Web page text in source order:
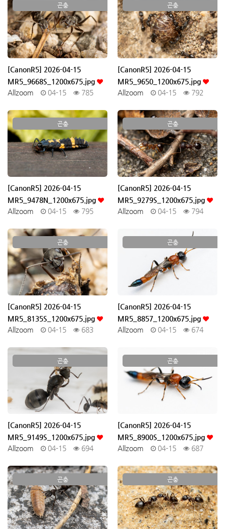
곤충
[CanonR5] 2026-04-15
MR5_9668S_1200x675.jpg
Allzoom
04-15 785
곤충
[CanonR5] 2026-04-15
MR5_9650_1200x675.jpg
Allzoom
04-15 792
곤충
[CanonR5] 2026-04-15
MR5_9478N_1200x675.jpg
Allzoom
04-15 795
곤충
[CanonR5] 2026-04-15
MR5_9279S_1200x675.jpg
Allzoom
04-15 794
곤충
[CanonR5] 2026-04-15
MR5_8135S_1200x675.jpg
Allzoom
04-15 683
곤충
[CanonR5] 2026-04-15
MR5_8857_1200x675.jpg
Allzoom
04-15 674
곤충
[CanonR5] 2026-04-15
MR5_9149S_1200x675.jpg
Allzoom
04-15 694
곤충
[CanonR5] 2026-04-15
MR5_8900S_1200x675.jpg
Allzoom
04-15 687
곤충 곤충